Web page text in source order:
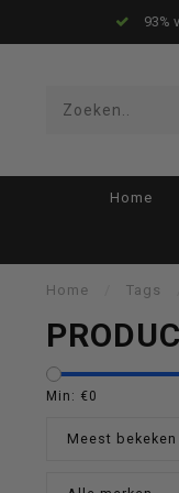
93%
Home
Home Tags
Min: €0
Meest bekeken